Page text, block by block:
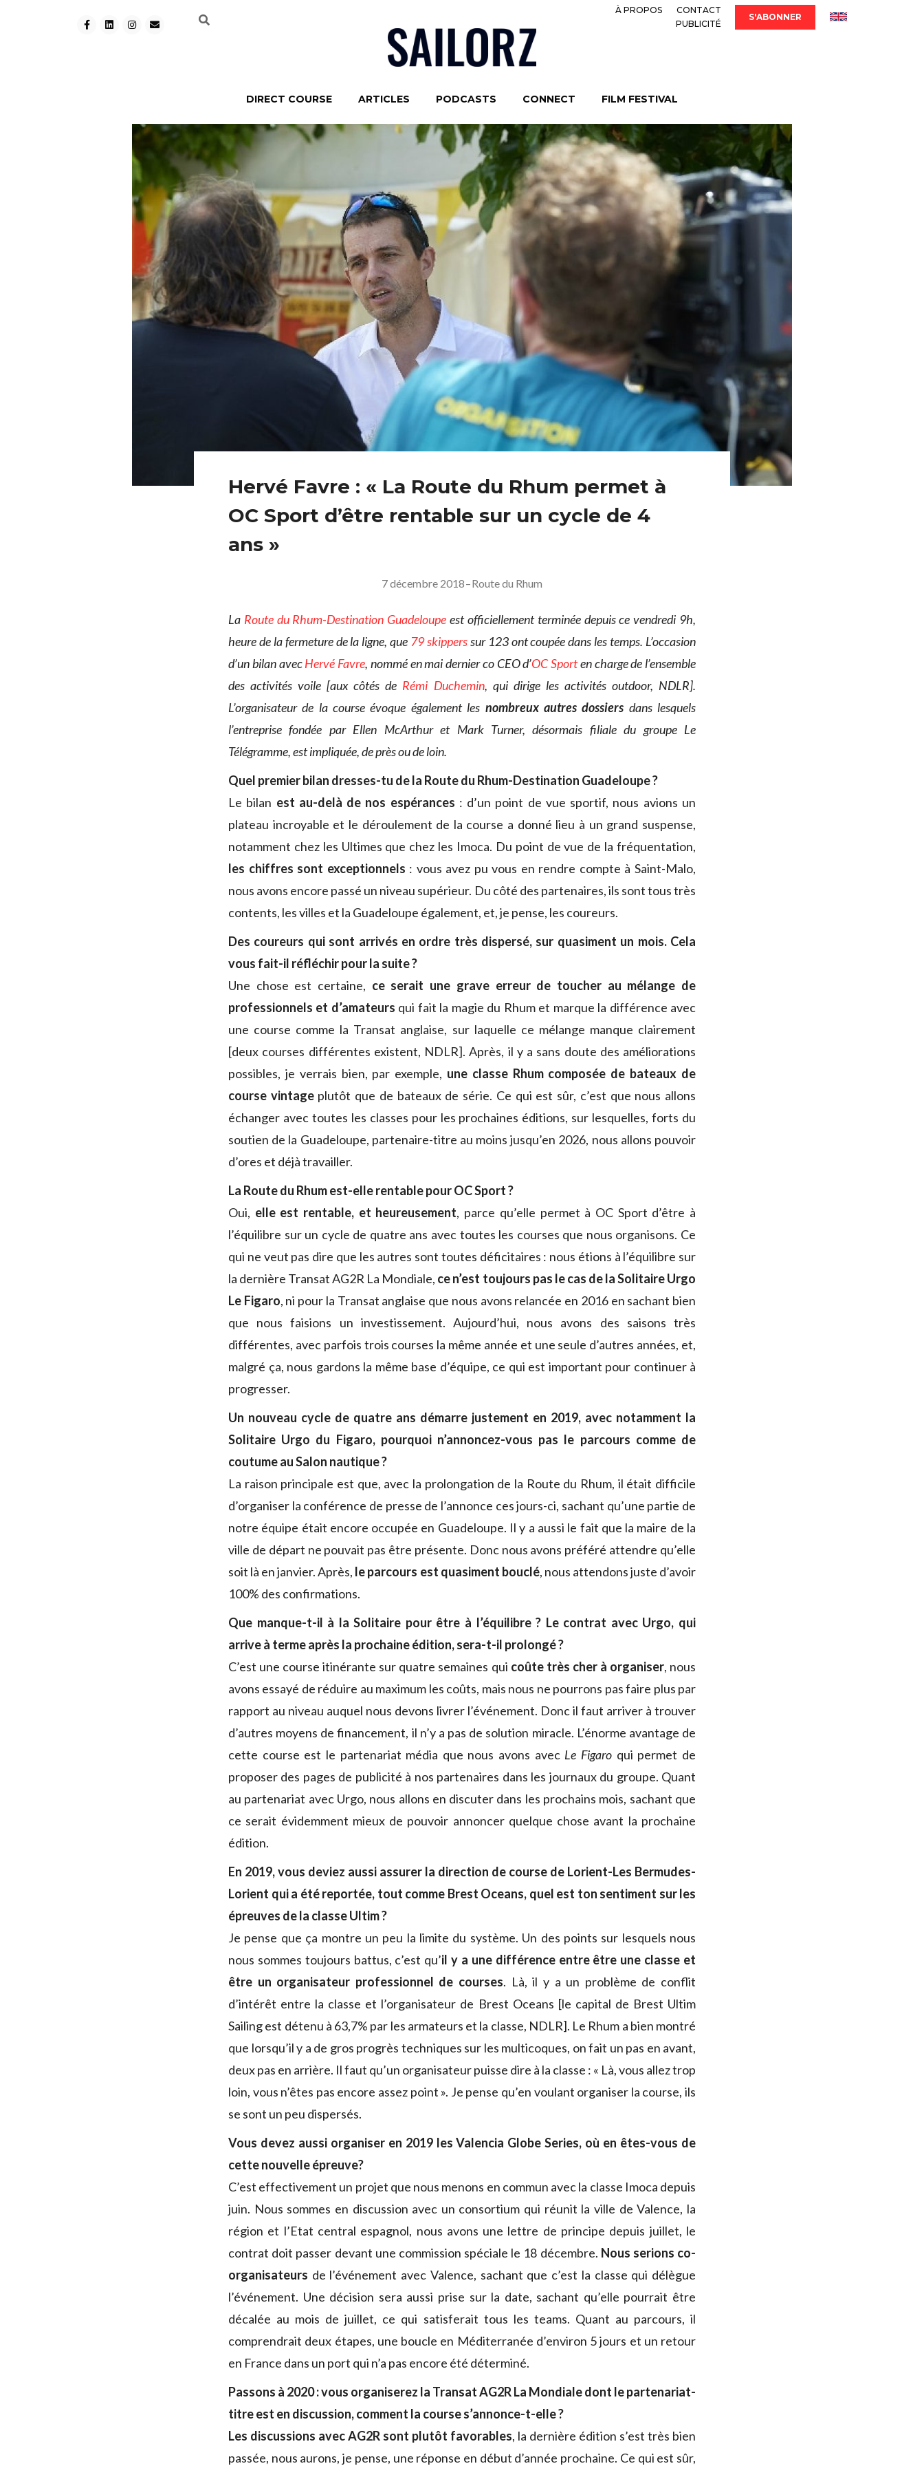
À PROPOS
CONTACT
PUBLICITÉ
S'ABONNER
DIRECT COURSE ARTICLES PODCASTS CONNECT FILM FESTIVAL
Hervé Favre : « La Route du Rhum permet à
OC Sport d’être rentable sur un cycle de 4
ans »
7 décembre 2018–Route du Rhum
La Route du Rhum-Destination Guadeloupe est officiellement terminée depuis ce vendredi 9h,
heure de la fermeture de la ligne, que 79 skipperssur 123 ont coupée dans les temps. L’occasion
d’un bilan avecHervé Favre, nommé en mai dernier co CEO d’OC Sporten charge de l’ensemble
des activités voile [aux côtés de Rémi Duchemin, qui dirige les activités outdoor, NDLR].
L’organisateur de la course évoque également les nombreux autres dossiers dans lesquels
l’entreprise fondée par Ellen McArthur et Mark Turner, désormais filiale du groupe Le
Télégramme, est impliquée, de près ou de loin.
Quel premier bilan dresses-tu de la Route du Rhum-Destination Guadeloupe ?
Le bilan est au-delà de nos espérances : d’un point de vue sportif, nous avions un
plateau incroyable et le déroulement de la course a donné lieu à un grand suspense,
notamment chez les Ultimes que chez les Imoca. Du point de vue de la fréquentation,
les chiffres sont exceptionnels : vous avez pu vous en rendre compte à Saint-Malo,
nous avons encore passé un niveau supérieur. Du côté des partenaires, ils sont tous très
contents, les villes et la Guadeloupe également, et, je pense, les coureurs.
Des coureurs qui sont arrivés en ordre très dispersé, sur quasiment un mois. Cela
vous fait-il réfléchir pour la suite ?
Une chose est certaine, ce serait une grave erreur de toucher au mélange de
professionnels et d’amateurs qui fait la magie du Rhum et marque la différence avec
une course comme la Transat anglaise, sur laquelle ce mélange manque clairement
[deux courses différentes existent, NDLR]. Après, il y a sans doute des améliorations
possibles, je verrais bien, par exemple, une classe Rhum composée de bateaux de
course vintageplutôt que de bateaux de série. Ce qui est sûr, c’est que nous allons
échanger avec toutes les classes pour les prochaines éditions, sur lesquelles, forts du
soutien de la Guadeloupe, partenaire-titre au moins jusqu’en 2026, nous allons pouvoir
d’ores et déjà travailler.
La Route du Rhum est-elle rentable pour OC Sport ?
Oui, elle est rentable, et heureusement, parce qu’elle permet à OC Sport d’être à
l’équilibre sur un cycle de quatre ans avec toutes les courses que nous organisons. Ce
qui ne veut pas dire que les autres sont toutes déficitaires : nous étions à l’équilibre sur
la dernière Transat AG2R La Mondiale, ce n’est toujours pas le cas de la Solitaire Urgo
Le Figaro, ni pour la Transat anglaise que nous avons relancée en 2016 en sachant bien
que nous faisions un investissement. Aujourd’hui, nous avons des saisons très
différentes, avec parfois trois courses la même année et une seule d’autres années, et,
malgré ça, nous gardons la même base d’équipe, ce qui est important pour continuer à
progresser.
Un nouveau cycle de quatre ans démarre justement en 2019, avec notamment la
Solitaire Urgo du Figaro, pourquoi n’annoncez-vous pas le parcours comme de
coutume au Salon nautique ?
La raison principale est que, avec la prolongation de la Route du Rhum, il était difficile
d’organiser la conférence de presse de l’annonce ces jours-ci, sachant qu’une partie de
notre équipe était encore occupée en Guadeloupe. Il y a aussi le fait que la maire de la
ville de départ ne pouvait pas être présente. Donc nous avons préféré attendre qu’elle
soit là en janvier. Après, le parcours est quasiment bouclé, nous attendons juste d’avoir
100% des confirmations.
Que manque-t-il à la Solitaire pour être à l’équilibre ? Le contrat avec Urgo, qui
arrive à terme après la prochaine édition, sera-t-il prolongé ?
C’est une course itinérante sur quatre semaines qui coûte très cher à organiser, nous
avons essayé de réduire au maximum les coûts, mais nous ne pourrons pas faire plus par
rapport au niveau auquel nous devons livrer l’événement. Donc il faut arriver à trouver
d’autres moyens de financement, il n’y a pas de solution miracle. L’énorme avantage de
cette course est le partenariat média que nous avons avec Le Figaro qui permet de
proposer des pages de publicité à nos partenaires dans les journaux du groupe. Quant
au partenariat avec Urgo, nous allons en discuter dans les prochains mois, sachant que
ce serait évidemment mieux de pouvoir annoncer quelque chose avant la prochaine
édition.
En 2019, vous deviez aussi assurer la direction de course de Lorient-Les Bermudes-
Lorient qui a été reportée, tout comme Brest Oceans, quel est ton sentiment sur les
épreuves de la classe Ultim ?
Je pense que ça montre un peu la limite du système. Un des points sur lesquels nous
nous sommes toujours battus, c’est qu’il y a une différence entre être une classe et
être un organisateur professionnel de courses. Là, il y a un problème de conflit
d’intérêt entre la classe et l’organisateur de Brest Oceans [le capital de Brest Ultim
Sailing est détenu à 63,7% par les armateurs et la classe, NDLR]. Le Rhum a bien montré
que lorsqu’il y a de gros progrès techniques sur les multicoques, on fait un pas en avant,
deux pas en arrière. Il faut qu’un organisateur puisse dire à la classe : « Là, vous allez trop
loin, vous n’êtes pas encore assez point ». Je pense qu’en voulant organiser la course, ils
se sont un peu dispersés.
Vous devez aussi organiser en 2019 les Valencia Globe Series, où en êtes-vous de
cette nouvelle épreuve?
C’est effectivement un projet que nous menons en commun avec la classe Imoca depuis
juin. Nous sommes en discussion avec un consortium qui réunit la ville de Valence, la
région et l’Etat central espagnol, nous avons une lettre de principe depuis juillet, le
contrat doit passer devant une commission spéciale le 18 décembre. Nous serions co-
organisateurs de l’événement avec Valence, sachant que c’est la classe qui délègue
l’événement. Une décision sera aussi prise sur la date, sachant qu’elle pourrait être
décalée au mois de juillet, ce qui satisferait tous les teams. Quant au parcours, il
comprendrait deux étapes, une boucle en Méditerranée d’environ 5 jours et un retour
en France dans un port qui n’a pas encore été déterminé.
Passons à 2020 : vous organiserez la Transat AG2R La Mondiale dont le partenariat-
titre est en discussion, comment la course s’annonce-t-elle ?
Les discussions avec AG2R sont plutôt favorables, la dernière édition s’est très bien
passée, nous aurons, je pense, une réponse en début d’année prochaine. Ce qui est sûr,